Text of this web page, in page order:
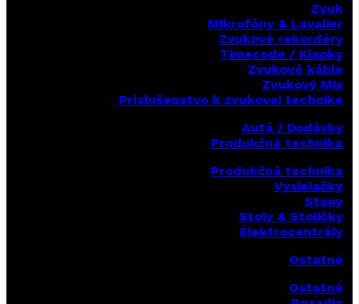
Zvuk
Mikrofóny & Lavalier
Zvukové rekordéry
Timecode / Klapky
Zvukové káble
Zvukový Mix
Príslušenstvo k zvukovej technike
Autá / Dodávky
Produkčná technika
Produkčná technika
Vysielačky
Stany
Stoly & Stoličky
Elektrocentrály
Ostatné
Ostatné